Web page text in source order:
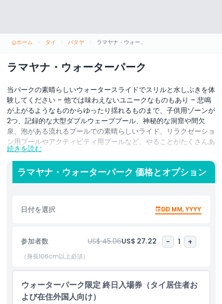
ホーム タイ パタヤ ラマヤナ・ウォーターパーク
ラマヤナ・ウォーターパーク
当パークの素晴らしいウォータースライドでスリルと水しぶきを体
験してください – 他では味わえないユニークなものもあり – 悲鳴
が上がるようなものからゆったり揺れるものまで、子供用ゾーンが
2つ、記録的な大型ダブルウェーブプール、神秘的な洞窟や間欠
泉、泡がある流れるプールでの素晴らしいライド、リラクゼーショ
ン用プールやアクティビティ用プールなど、やることがたくさんあ
ります。
ラマヤナは単なるウォーターパーク以上の存在です。古くて忘れ去
られた都市の上に築かれており、古代の建物、城壁、彫刻、滝の遺
が詰まっています！
り、プレミアムな設備のみを使用し、公園の自家井戸からの澄んだ
飲料水を供給しています。そのため、楽しさだけでなく安全も保証
ロのライフガードチームが常駐しています。
続きを読む
ラマヤナ・ウォーターパーク 価格とオプション
日付を選択 DD MM, YYYY
参加者数 US$ 45.06US$ 27.22 - 1 +
（身長106cm以上必須）
ウォーターパーク限定 終日入場券（タイ居住者お
よび在住外国人向け）